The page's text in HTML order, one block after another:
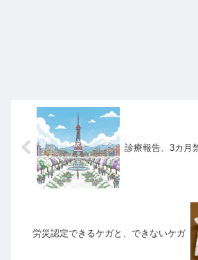
診療報告、3カ月
労災認定できるケガと、できないケガ